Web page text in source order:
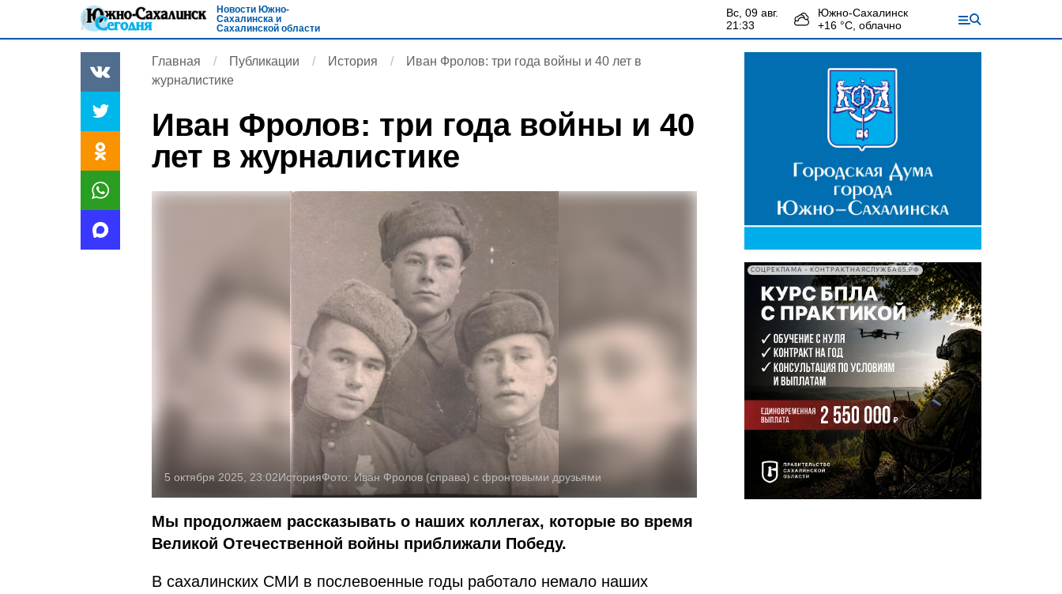
Новости Южно-
Сахалинска и
Сахалинской области
вс, 09 авг.
21:33
Южно-Сахалинск
+16 °С, облачно
Главная Публикации История
Иван Фролов: три года войны и 40 лет в
журналистике
Иван Фролов: три года войны и 40
лет в журналистике
5 октября 2025, 23:02ИсторияФото: Иван Фролов (справа) с фронтовыми друзьями
Мы продолжаем рассказывать о наших коллегах, которые во время
Великой Отечественной войны приближали Победу.
В сахалинских СМИ в послевоенные годы работало немало наших
СОЦРЕКЛАМА • КОНТРАКТНАЯСЛУЖБА65.РФ